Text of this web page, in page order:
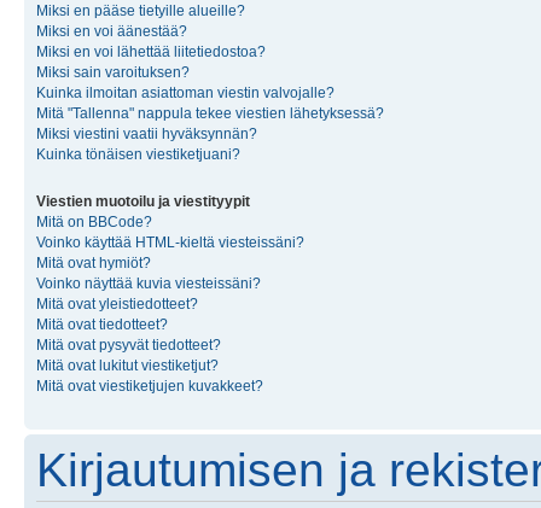
Miksi en pääse tietyille alueille?
Miksi en voi äänestää?
Miksi en voi lähettää liitetiedostoa?
Miksi sain varoituksen?
Kuinka ilmoitan asiattoman viestin valvojalle?
Mitä "Tallenna" nappula tekee viestien lähetyksessä?
Miksi viestini vaatii hyväksynnän?
Kuinka tönäisen viestiketjuani?
Viestien muotoilu ja viestityypit
Mitä on BBCode?
Voinko käyttää HTML-kieltä viesteissäni?
Mitä ovat hymiöt?
Voinko näyttää kuvia viesteissäni?
Mitä ovat yleistiedotteet?
Mitä ovat tiedotteet?
Mitä ovat pysyvät tiedotteet?
Mitä ovat lukitut viestiketjut?
Mitä ovat viestiketjujen kuvakkeet?
Kirjautumisen ja